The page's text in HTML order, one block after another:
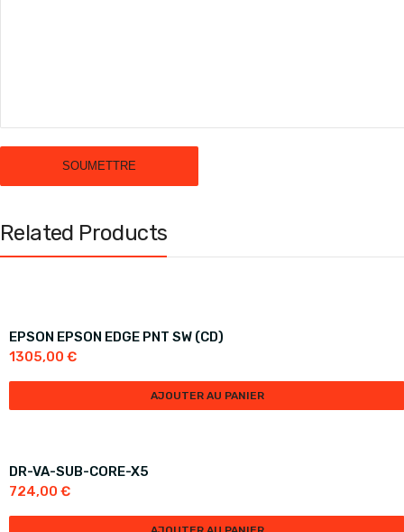
Related Products
EPSON EPSON EDGE PNT SW (CD)
1305,00 €
AJOUTER AU PANIER
DR-VA-SUB-CORE-X5
724,00 €